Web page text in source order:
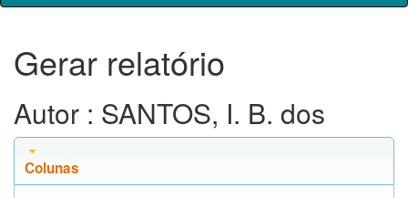
Gerar relatório
Autor : SANTOS, I. B. dos
Colunas